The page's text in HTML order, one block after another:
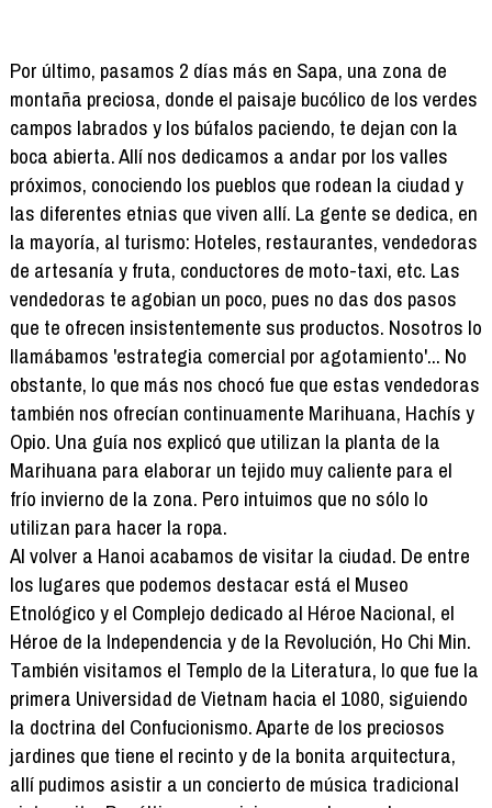
Por último, pasamos 2 días más en Sapa, una zona de
montaña preciosa, donde el paisaje bucólico de los verdes
campos labrados y los búfalos paciendo, te dejan con la
boca abierta. Allí nos dedicamos a andar por los valles
próximos, conociendo los pueblos que rodean la ciudad y
las diferentes etnias que viven allí. La gente se dedica, en
la mayoría, al turismo: Hoteles, restaurantes, vendedoras
de artesanía y fruta, conductores de moto-taxi, etc. Las
vendedoras te agobian un poco, pues no das dos pasos
que te ofrecen insistentemente sus productos. Nosotros lo
llamábamos 'estrategia comercial por agotamiento'... No
obstante, lo que más nos chocó fue que estas vendedoras
también nos ofrecían continuamente Marihuana, Hachís y
Opio. Una guía nos explicó que utilizan la planta de la
Marihuana para elaborar un tejido muy caliente para el
frío invierno de la zona. Pero intuimos que no sólo lo
utilizan para hacer la ropa.
Al volver a Hanoi acabamos de visitar la ciudad. De entre
los lugares que podemos destacar está el Museo
Etnológico y el Complejo dedicado al Héroe Nacional, el
Héroe de la Independencia y de la Revolución, Ho Chi Min.
También visitamos el Templo de la Literatura, lo que fue la
primera Universidad de Vietnam hacia el 1080, siguiendo
la doctrina del Confucionismo. Aparte de los preciosos
jardines que tiene el recinto y de la bonita arquitectura,
allí pudimos asistir a un concierto de música tradicional